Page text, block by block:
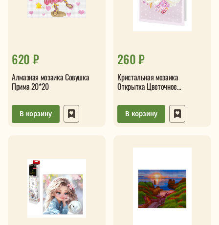
620 ₽
Алмазная мозаика Совушка
Прима 20*20
В корзину
260 ₽
Кристальная мозаика
Открытка Цветочное
В корзину